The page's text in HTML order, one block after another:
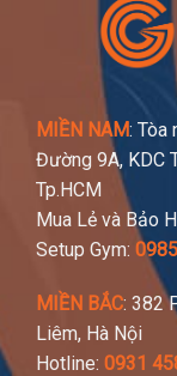
MIỀN NAM: Tòa
Đường 9A, KDC
Tp.HCM
Mua Lẻ và Bảo
Setup Gym:
MIỀN BẮC: 382
Liêm, Hà Nội
Hotline: 0931